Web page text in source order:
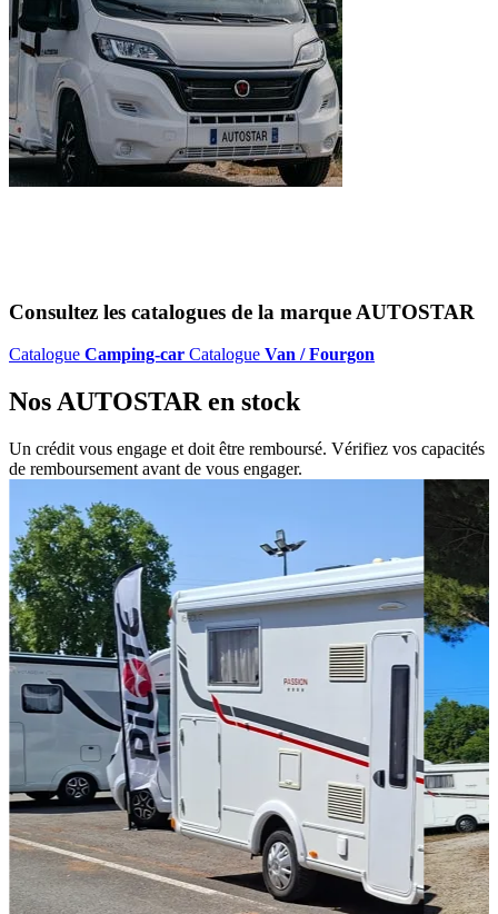
Consultez les catalogues de la marque AUTOSTAR
Catalogue Camping-car Catalogue Van / Fourgon
Nos AUTOSTAR en stock
Un crédit vous engage et doit être remboursé. Vérifiez vos capacités
de remboursement avant de vous engager.